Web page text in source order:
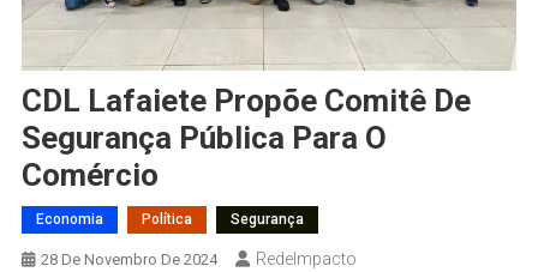
CDL Lafaiete Propõe Comitê De
Segurança Pública Para O
Comércio
Economia Política Segurança
28 De Novembro De 2024 RedeImpacto